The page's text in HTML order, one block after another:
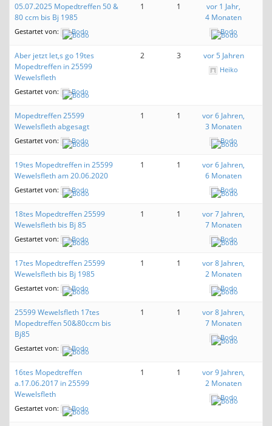
05.07.2025 Mopedtreffen 50 &
80 ccm bis Bj 1985
Gestartet von: Bodo
1 1
vor 1 Jahr,
4 Monaten
Bodo
Aber jetzt let,s go 19tes
Mopedtreffen in 25599
Wewelsfleth
Gestartet von: Bodo
2 3 vor 5 Jahren
Heiko
Mopedtreffen 25599
Wewelsfleth abgesagt
Gestartet von: Bodo
1 1
vor 6 Jahren,
3 Monaten
Bodo
19tes Mopedtreffen in 25599
Wewelsfleth am 20.06.2020
Gestartet von: Bodo
1 1
vor 6 Jahren,
6 Monaten
Bodo
18tes Mopedtreffen 25599
Wewelsfleth bis Bj 85
Gestartet von: Bodo
1 1
vor 7 Jahren,
7 Monaten
Bodo
17tes Mopedtreffen 25599
Wewelsfleth bis Bj 1985
Gestartet von: Bodo
1 1
vor 8 Jahren,
2 Monaten
Bodo
25599 Wewelsfleth 17tes
Mopedtreffen 50&80ccm bis
Bj85
Gestartet von: Bodo
1 1
vor 8 Jahren,
7 Monaten
Bodo
16tes Mopedtreffen
a.17.06.2017 in 25599
Wewelsfleth
Gestartet von: Bodo
1 1
vor 9 Jahren,
2 Monaten
Bodo